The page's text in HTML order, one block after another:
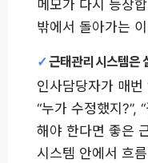
메모가 다시 등장
밖에서 돌아가는
근태관리 시스템은
인사담당자가 매번
“누가 수정했지?”,
해야 한다면 좋은
시스템 안에서 흐